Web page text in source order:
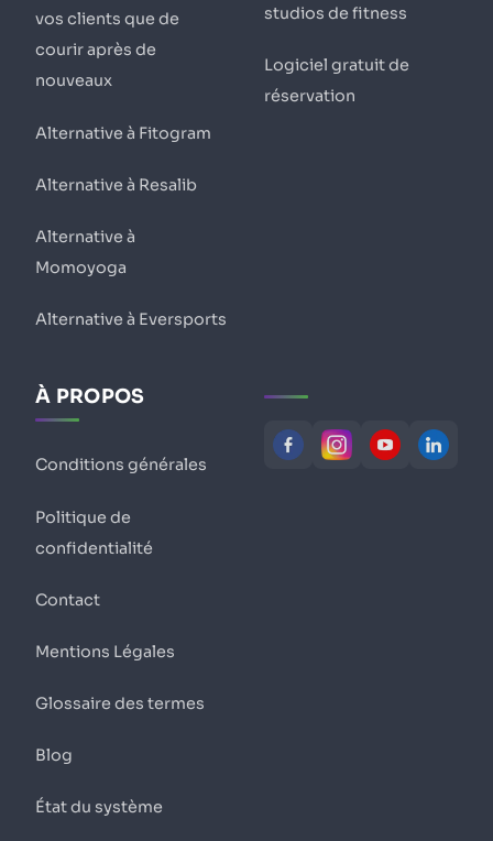
vos clients que de
courir après de
nouveaux
Alternative à Fitogram
Alternative à Resalib
Alternative à
Momoyoga
Alternative à Eversports
studios de fitness
Logiciel gratuit de
réservation
À PROPOS
Conditions générales
Politique de
confidentialité
Contact
Mentions Légales
Glossaire des termes
Blog
État du système